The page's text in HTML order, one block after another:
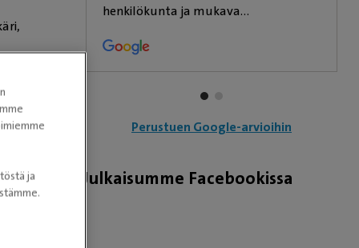
meillä
on
henkilökunta ja mukava
uudestaankin.
Perustuen Google-arvioihin
Julkaisumme Facebookissa
ja